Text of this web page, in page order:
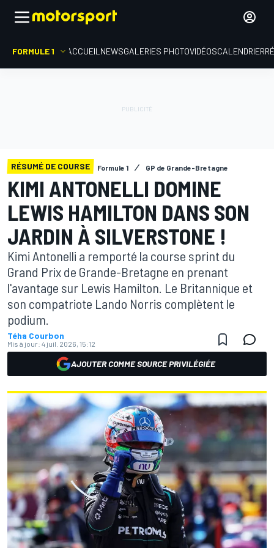
FORMULE 1 ACCUEIL NEWSGALERIES PHOTOVIDÉOSCALENDRIER
RÉSUMÉ DE COURSE Formule 1 GP de Grande-Bretagne
KIMI ANTONELLI DOMINE
LEWIS HAMILTON DANS SON
JARDIN À SILVERSTONE !
Kimi Antonelli a remporté la course sprint du
Grand Prix de Grande-Bretagne en prenant
l'avantage sur Lewis Hamilton. Le Britannique et
son compatriote Lando Norris complètent le
podium.
Téha Courbon
Mis à jour: 4 juil. 2026, 15:12
AJOUTER COMME SOURCE PRIVILÉGIÉE